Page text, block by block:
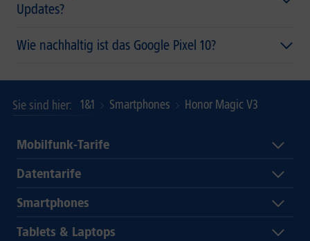
Updates?
Wie nachhaltig ist das Google Pixel 10?
Sie sind hier 1&1 Smartphones Honor Magic V3
Mobilfunk-Tarife
Datentarife
Smartphones
Tablets & Laptops